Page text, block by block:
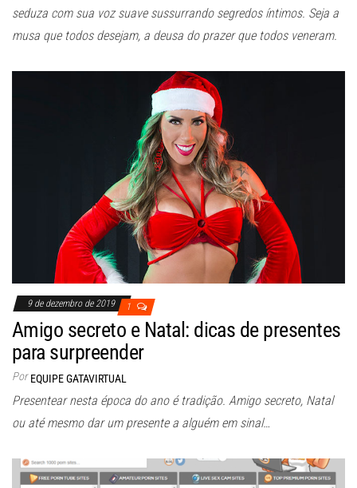
seduza com sua voz suave sussurrando segredos íntimos. Seja a
musa que todos desejam, a deusa do prazer que todos veneram.
9 de dezembro de 2019 1
Amigo secreto e Natal: dicas de presentes
para surpreender
Por EQUIPE GATAVIRTUAL
Presentear nesta época do ano é tradição. Amigo secreto, Natal
ou até mesmo dar um presente a alguém em sinal…